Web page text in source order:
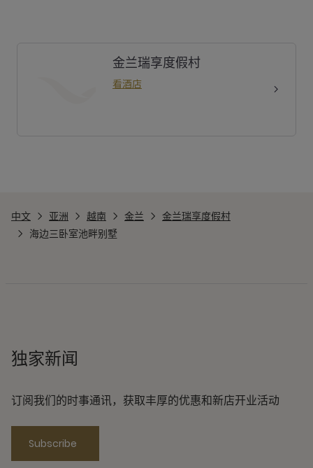
金兰瑞享度假村
看酒店
中文 亚洲 越南 金兰
金兰瑞享度假村
海边三卧室池畔别墅
独家新闻
订阅我们的时事通讯，获取丰厚的优惠和新店开业活动
Subscribe